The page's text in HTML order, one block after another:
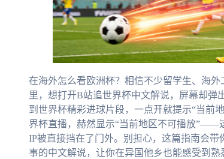
在海外怎么看欧洲杯？相信不少留学生、海
里，想打开B站追世界杯中文解说，屏幕却弹
到世界杯精彩进球片段，一点开就提示“当前
界杯直播，赫然显示“当前地区不可播放”——
IP被直接挡在了门外。别担心，这篇指南会
事的中文解说，让你在异国他乡也能感受到熟